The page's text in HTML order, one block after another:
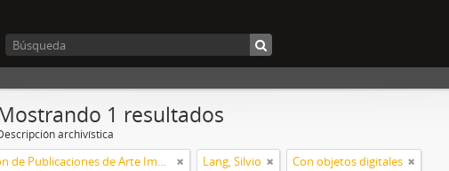
1 resultados
archivística
Colección de Publicaciones de Arte Impreso Lang, Silvio Con objetos digitales